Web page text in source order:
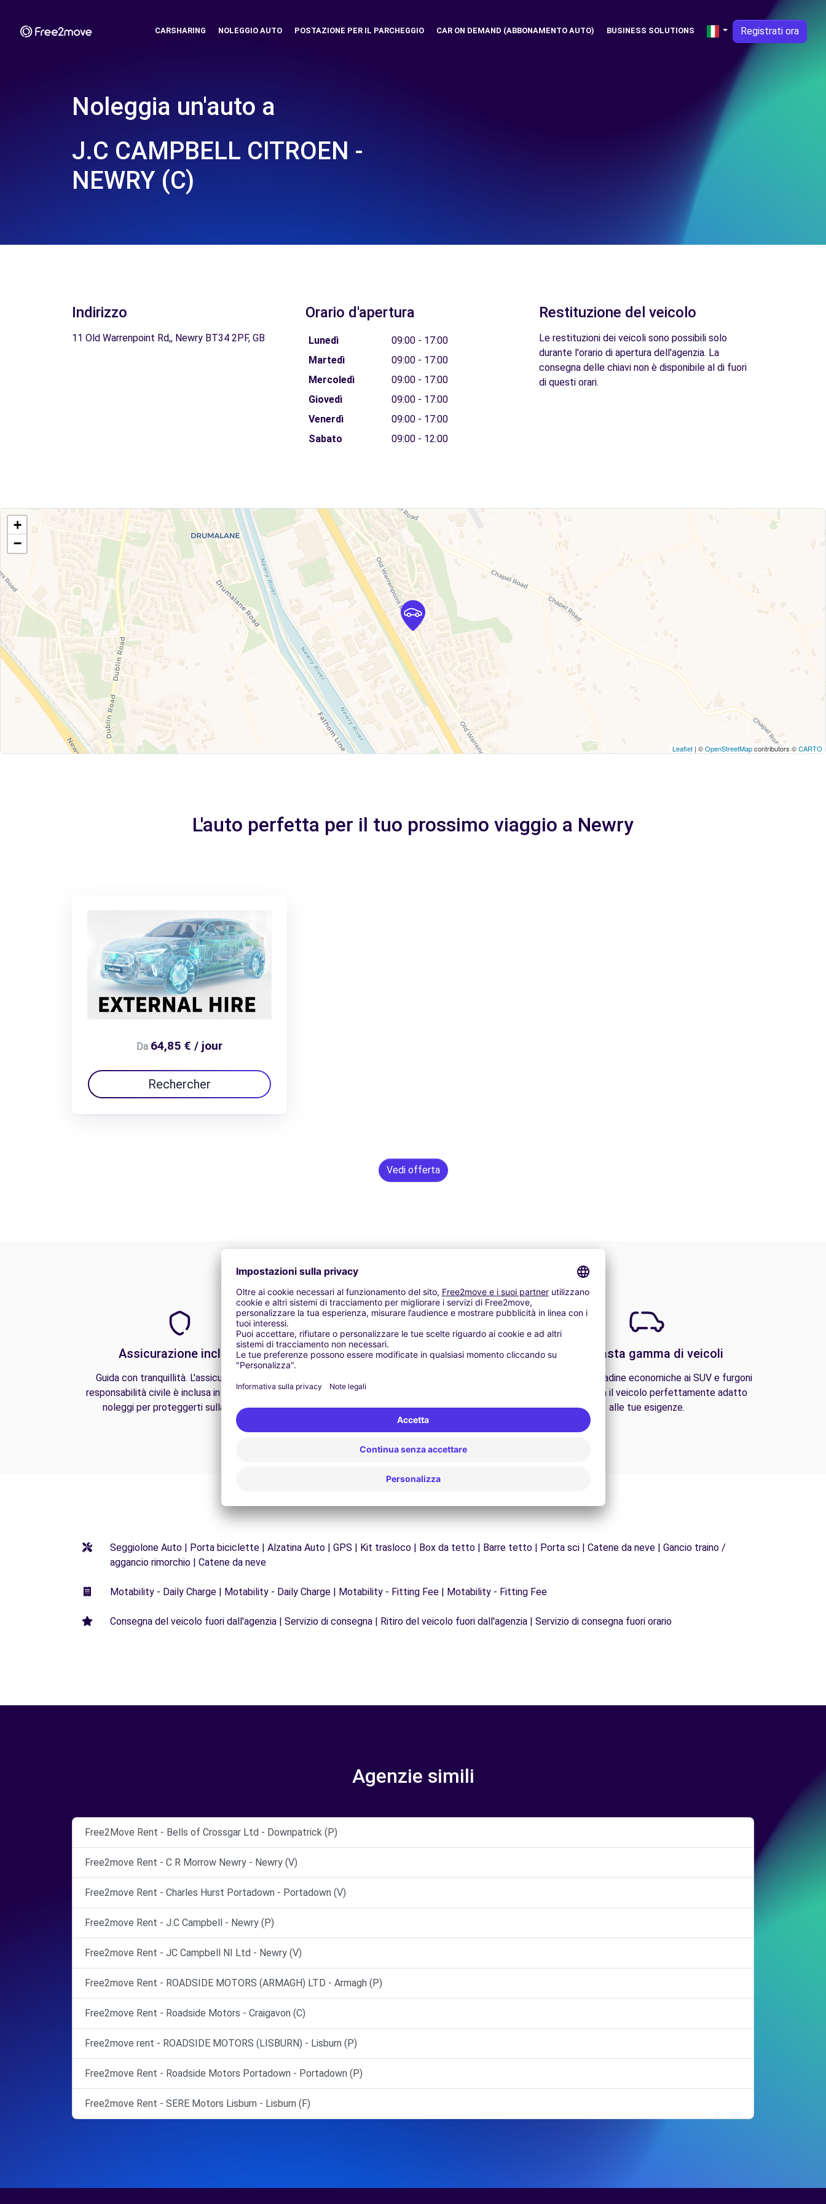
CARSHARING NOLEGGIO AUTO POSTAZIONE PER IL PARCHEGGIO CAR ON DEMAND (ABBONAMENTO AUTO) BUSINESS SOLUTIONS Registrati ora
Noleggia un'auto a
J.C CAMPBELL CITROEN -
NEWRY (C)
Indirizzo
11 Old Warrenpoint Rd,, Newry BT34 2PF, GB
Orario d'apertura
Lunedì
09:00 - 17:00
Martedì
09:00 - 17:00
Mercoledì
09:00 - 17:00
Giovedì
09:00 - 17:00
Venerdì
09:00 - 17:00
Sabato
09:00 - 12:00
Restituzione del veicolo
Le restituzioni dei veicoli sono possibili solo
durante l'orario di apertura dell'agenzia. La
consegna delle chiavi non è disponibile al di fuori
di questi orari.
+
−
Leaflet | ©OpenStreetMapcontributors ©CARTO
L'auto perfetta per il tuo prossimo viaggio a Newry
Da 64,85 € / jour
Rechercher
Vedi offerta
Assicurazione inclusa
Guida con tranquillità. L'assicurazione di
responsabilità civile è inclusa in tutti i nostri
noleggi per proteggerti sulla strada.
Assistenza 24/7
supporto è disponibile in qualsiasi momento per
garantire un viaggio senza interruzioni.
Una vasta gamma di veicoli
Dalle auto cittadine economiche ai SUV e furgoni
familiari, trova il veicolo perfettamente adatto
alle tue esigenze.
Seggiolone Auto | Porta biciclette | Alzatina Auto | GPS | Kit trasloco | Box da tetto | Barre tetto | Porta sci | Catene da neve | Gancio traino /
aggancio rimorchio | Catene da neve
Motability - Daily Charge | Motability - Daily Charge | Motability - Fitting Fee | Motability - Fitting Fee
Consegna del veicolo fuori dall'agenzia | Servizio di consegna | Ritiro del veicolo fuori dall'agenzia | Servizio di consegna fuori orario
Agenzie simili
Free2Move Rent - Bells of Crossgar Ltd - Downpatrick (P)
Free2move Rent - C R Morrow Newry - Newry (V)
Free2move Rent - Charles Hurst Portadown - Portadown (V)
Free2move Rent - J.C Campbell - Newry (P)
Free2move Rent - JC Campbell NI Ltd - Newry (V)
Free2move Rent - ROADSIDE MOTORS (ARMAGH) LTD - Armagh (P)
Free2move Rent - Roadside Motors - Craigavon (C)
Free2move rent - ROADSIDE MOTORS (LISBURN) - Lisburn (P)
Free2move Rent - Roadside Motors Portadown - Portadown (P)
Free2move Rent - SERE Motors Lisburn - Lisburn (F)